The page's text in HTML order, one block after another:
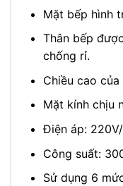
Mặt bếp hình
Thân bếp
chống rỉ.
Chiều cao
Mặt kính chịu
Điện áp:
Công suất:
Sử dụng 6